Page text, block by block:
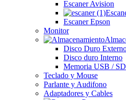
Escaner Avision
Escaner Epson
Monitor
Disco Duro
Disco duro Interno
Memoria USB / SD
Teclado y Mouse
Parlante y Audifono
Adaptadores y Cables